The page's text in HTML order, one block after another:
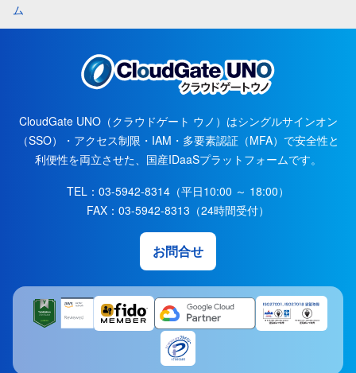
ム
CloudGate UNO（クラウドゲート ウノ）はシングルサインオン
（SSO）・アクセス制限・IAM・多要素認証（MFA）で安全性と
利便性を両立させた、国産IDaaSプラットフォームです。
TEL： 03-5942-8314 （平日10:00 ～ 18:00）
FAX： 03-5942-8313 （24時間受付）
お問合せ